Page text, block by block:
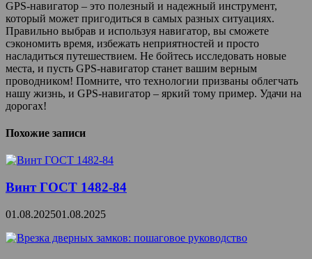
GPS-навигатор – это полезный и надежный инструмент,
который может пригодиться в самых разных ситуациях.
Правильно выбрав и используя навигатор, вы сможете
сэкономить время, избежать неприятностей и просто
насладиться путешествием. Не бойтесь исследовать новые
места, и пусть GPS-навигатор станет вашим верным
проводником! Помните, что технологии призваны облегчать
нашу жизнь, и GPS-навигатор – яркий тому пример. Удачи на
дорогах!
Похожие записи
Винт ГОСТ 1482-84
01.08.202501.08.2025